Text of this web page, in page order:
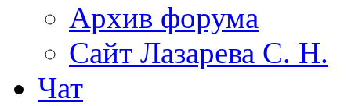
Архив форума
Сайт Лазарева С. Н.
Чат